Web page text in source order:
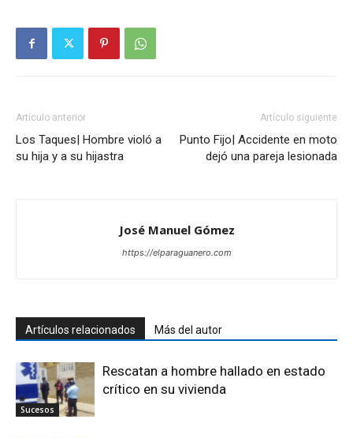
Artículo anterior
Los Taques| Hombre violó a
su hija y a su hijastra
Artículo siguiente
Punto Fijo| Accidente en moto
dejó una pareja lesionada
José Manuel Gómez
https://elparaguanero.com
Artículos relacionados Más del autor
Sucesos
Rescatan a hombre hallado en estado
crítico en su vivienda